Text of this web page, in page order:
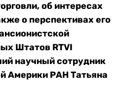
об интересах
о перспективах его
Штатов RTVI
научный сотрудник
Америки РАН Татьяна